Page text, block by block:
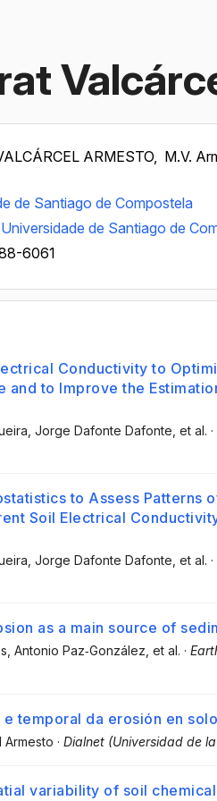
ARMESTO, M.V.
de Santiago de Compostela
Universidade de Santiago de
6061
Conductivity to
and to Improve the
, Jorge Dafonte Dafonte , et al. ·
to Assess Patterns
Soil Electrical
, Jorge Dafonte Dafonte , et al. ·
as a main source of
, Antonio Paz‐González , et al. ·
temporal da erosión en
Armesto · Dialnet (Universidad de la
variability of soil